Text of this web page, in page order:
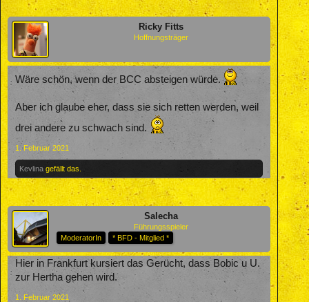
Ricky Fitts
Hoffnungsträger
Wäre schön, wenn der BCC absteigen würde.
Aber ich glaube eher, dass sie sich retten werden, weil
drei andere zu schwach sind.
1. Februar 2021
Kevlina gefällt das.
Salecha
Führungsspieler
ModeratorIn
* BFD - Mitglied *
Hier in Frankfurt kursiert das Gerücht, dass Bobic u U.
zur Hertha gehen wird.
1. Februar 2021